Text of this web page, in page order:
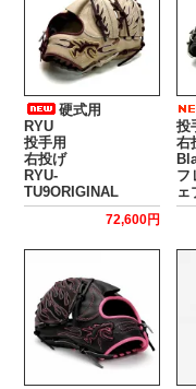
硬式用
RYU
投手用
右投げ
RYU-
TU9ORIGINAL
72,600円
投
右
フ
ェ